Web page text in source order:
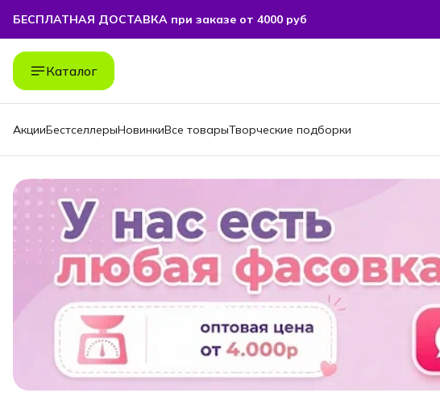
БЕСПЛАТНАЯ ДОСТАВКА при заказе от 4000 руб
БЕСПЛАТНАЯ ДОСТАВКА при заказе от 4000 руб
Каталог
АкцииБестселлерыНовинкиВсе товарыТворческие подборки